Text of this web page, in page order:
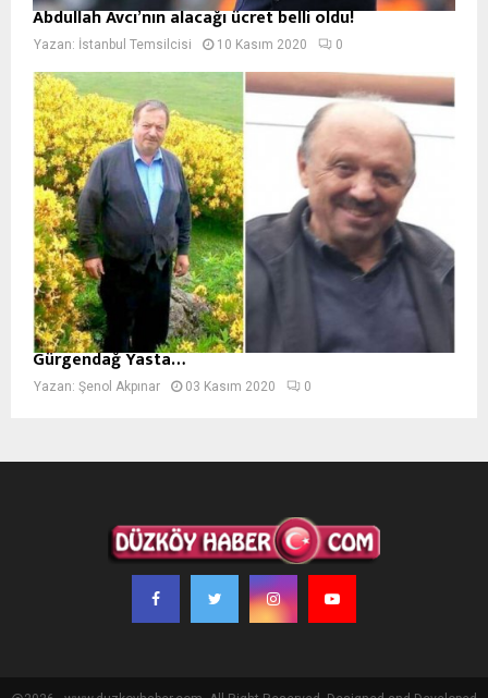
Abdullah Avcı’nın alacağı ücret belli oldu!
Yazan: İstanbul Temsilcisi 10 Kasım 2020 0
Gürgendağ Yasta…
Yazan: Şenol Akpınar 03 Kasım 2020 0